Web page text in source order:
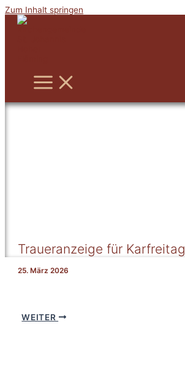
Zum Inhalt springen
Traueranzeige für Karfreitag
25. März 2026
WEITER